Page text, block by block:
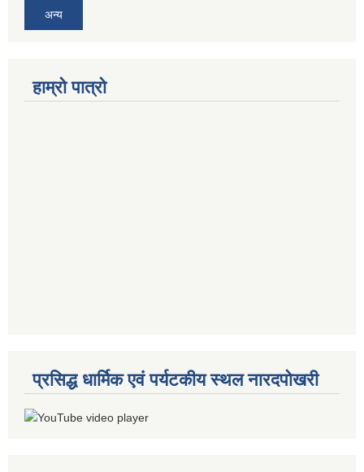
अन्य
हाम्रो पात्रो
प्रसिद्ध धार्मिक एवं पर्यटकीय स्थल नारदपोखरी